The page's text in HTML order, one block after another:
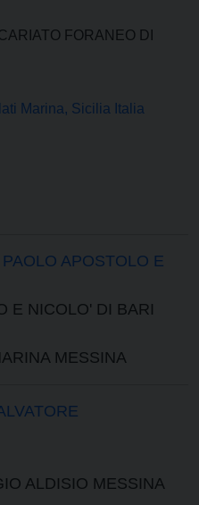
FORANEO DI
Marina, Sicilia Italia
APOSTOLO E
E NICOLO' DI BARI
MESSINA
ALDISIO MESSINA